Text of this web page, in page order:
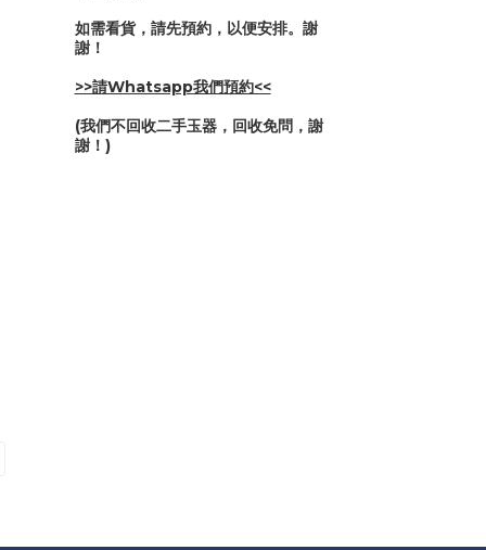
如需看貨，請先預約，以便安排。謝
謝！
>>請Whatsapp我們預約<<
(我們不回收二手玉器，回收免問，謝
謝！)